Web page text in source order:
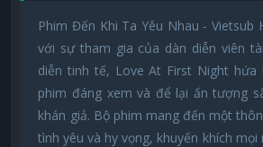
Phim Đến Khi Ta Yêu Nhau - Vietsub
với sự tham gia của dàn diễn viên
diễn tinh tế, Love At First Night hứa
phim đáng xem và để lại ấn tượng
khán giả. Bộ phim mang đến một
tình yêu và hy vọng, khuyến khích